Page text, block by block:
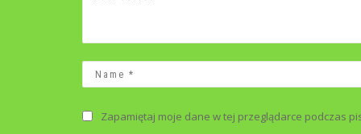
Zapamiętaj moje dane w tej przeglądarce podczas